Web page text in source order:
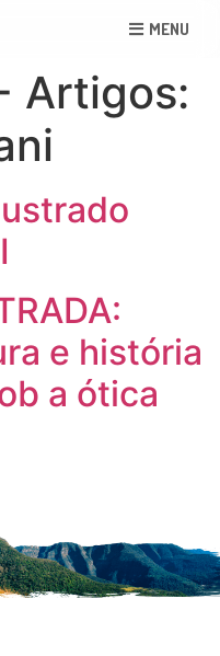
MENU
Artigos:
e história
a ótica